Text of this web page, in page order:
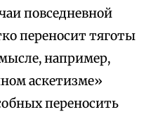
повседневной
переносит тяготы
например,
аскетизме»
переносить